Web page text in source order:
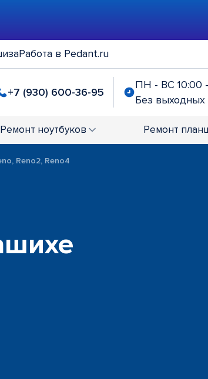
Работа в Pedant.ru
+7 (930) 600-36-95
ПН - ВС 10:00
Без выходных
Ремонт ноутбуков Ремонт
Reno2, Reno4